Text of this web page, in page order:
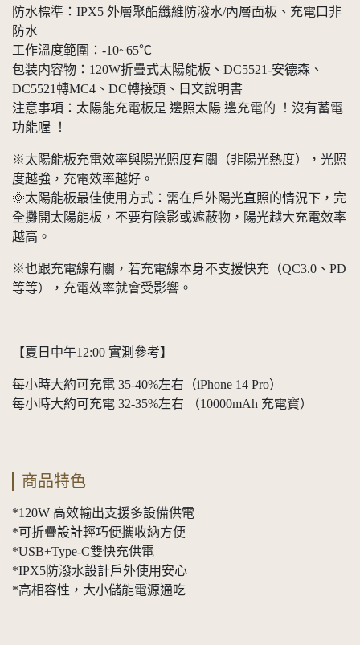
防水標準：IPX5 外層聚酯纖維防潑水/內層面板、充電口非
防水
工作溫度範圍：-10~65℃
包装内容物：120W折疊式太陽能板、DC5521-安德森、
DC5521轉MC4、DC轉接頭、日文說明書
注意事項：太陽能充電板是 邊照太陽 邊充電的 ！沒有蓄電
功能喔 ！
※太陽能板充電效率與陽光照度有關（非陽光熱度），光照
度越強，充電效率越好。
🌞太陽能板最佳使用方式：需在戶外陽光直照的情況下，完
全攤開太陽能板，不要有陰影或遮蔽物，陽光越大充電效率
越高。
※也跟充電線有關，若充電線本身不支援快充（QC3.0、PD
等等），充電效率就會受影響。
【夏日中午12:00 實測參考】
每小時大約可充電 35-40%左右（iPhone 14 Pro）
每小時大約可充電 32-35%左右 （10000mAh 充電寶）
商品特色
*120W 高效輸出支援多設備供電
*可折疊設計輕巧便攜收納方便
*USB+Type-C雙快充供電
*IPX5防潑水設計戶外使用安心
*高相容性，大小儲能電源通吃